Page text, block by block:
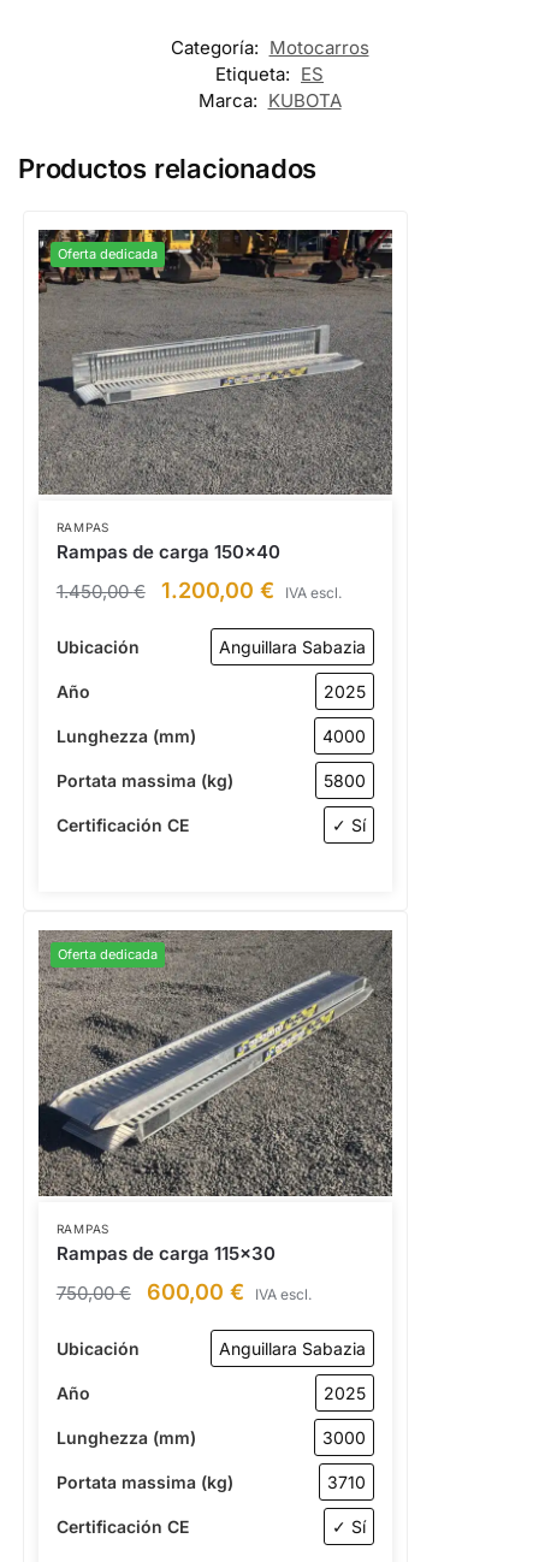
Categoría: Motocarros
Etiqueta: ES
Marca: KUBOTA
Productos relacionados
Oferta dedicada
RAMPAS
Rampas de carga 150×40
1.450,00€ 1.200,00 € IVA escl.
Ubicación Anguillara Sabazia
Año 2025
Lunghezza (mm) 4000
Portata massima (kg) 5800
Certificación CE ✓ Sí
Oferta dedicada
RAMPAS
Rampas de carga 115×30
750,00€ 600,00 € IVA escl.
Ubicación Anguillara Sabazia
Año 2025
Lunghezza (mm) 3000
Portata massima (kg) 3710
Certificación CE ✓ Sí